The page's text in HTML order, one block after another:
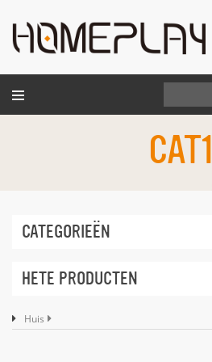
CAT1
CATEGORIEËN
HETE PRODUCTEN
Huis